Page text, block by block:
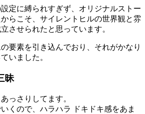
定に縛られすぎず、オリジナルストー
らこそ、サイレントヒルの世界観と雰
させられたと思っています。
要素を引き込んでおり、それがかなり
いました。
昧
っさりしてます。
くので、ハラハラ ドキドキ感をあま